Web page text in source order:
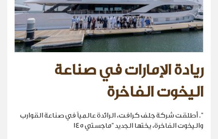
ريادة الإمارات في صناعة
اليخوت الفاخرة
". أطلقت شركة جلف كرافت، الرائدة عالمياً في صناعة القوارب
واليخوت الفاخرة، يختها الجديد "ماجستي 145